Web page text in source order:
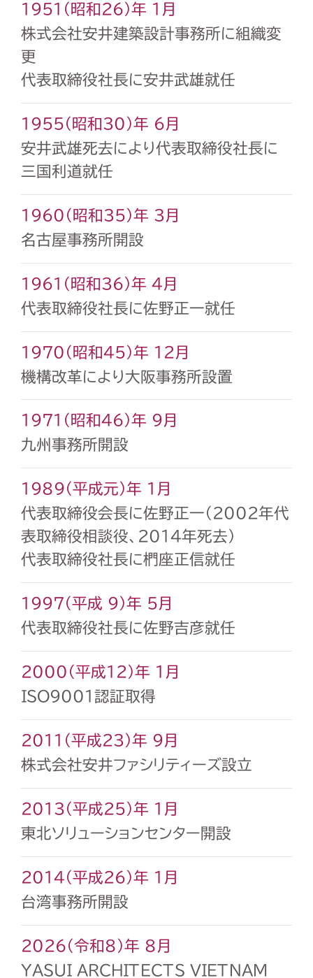
1951（昭和26）年 1月
株式会社安井建築設計事務所に組織変
更
代表取締役社長に安井武雄就任
1955（昭和30）年 6月
安井武雄死去により代表取締役社長に
三国利道就任
1960（昭和35）年 3月
名古屋事務所開設
1961（昭和36）年 4月
代表取締役社長に佐野正一就任
1970（昭和45）年 12月
機構改革により大阪事務所設置
1971（昭和46）年 9月
九州事務所開設
1989（平成元）年 1月
代表取締役会長に佐野正一（2002年代
表取締役相談役、2014年死去）
代表取締役社長に椚座正信就任
1997（平成 9）年 5月
代表取締役社長に佐野吉彦就任
2000（平成12）年 1月
ISO9001認証取得
2011（平成23）年 9月
株式会社安井ファシリティーズ設立
2013（平成25）年 1月
東北ソリューションセンター開設
2014（平成26）年 1月
台湾事務所開設
2026（令和8）年 8月
YASUI ARCHITECTS VIETNAM